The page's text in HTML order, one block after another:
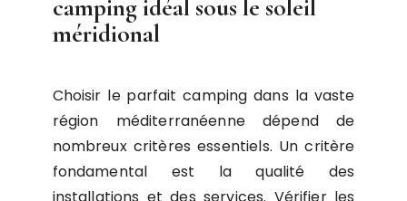
camping idéal sous le soleil
méridional
Choisir le parfait camping dans la vaste
région méditerranéenne dépend de
nombreux critères essentiels. Un critère
fondamental est la qualité des